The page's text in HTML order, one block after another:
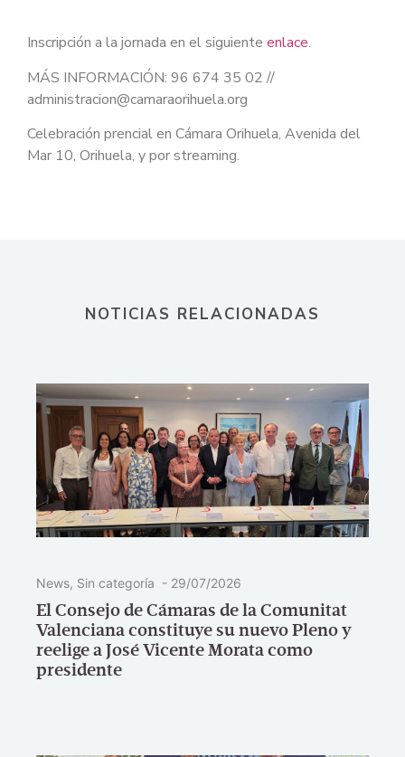
Inscripción a la jornada en el siguiente enlace.
MÁS INFORMACIÓN: 96 674 35 02 //
administracion@camaraorihuela.org
Celebración prencial en Cámara Orihuela, Avenida del
Mar 10, Orihuela, y por streaming.
NOTICIAS RELACIONADAS
News, Sin categoría - 29/07/2026
El Consejo de Cámaras de la Comunitat
Valenciana constituye su nuevo Pleno y
reelige a José Vicente Morata como
presidente